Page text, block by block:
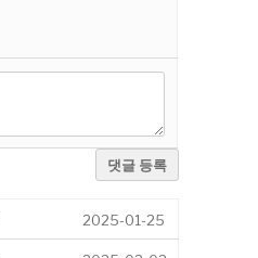
댓글 등록
2025-01-25